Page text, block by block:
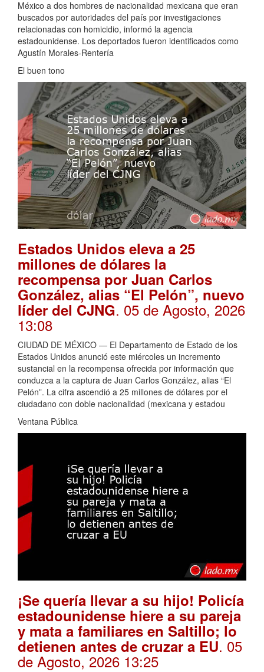
México a dos hombres de nacionalidad mexicana que eran
buscados por autoridades del país por investigaciones
relacionadas con homicidio, informó la agencia
estadounidense. Los deportados fueron identificados como
Agustín Morales-Rentería
El buen tono
Estados Unidos eleva a 25
millones de dólares la
recompensa por Juan Carlos
González, alias “El Pelón”, nuevo
líder del CJNG. 05 de Agosto, 2026
13:08
CIUDAD DE MÉXICO — El Departamento de Estado de los
Estados Unidos anunció este miércoles un incremento
sustancial en la recompensa ofrecida por información que
conduzca a la captura de Juan Carlos González, alias “El
Pelón”. La cifra ascendió a 25 millones de dólares por el
ciudadano con doble nacionalidad (mexicana y estadou
Ventana Pública
¡Se quería llevar a su hijo! Policía
estadounidense hiere a su pareja
y mata a familiares en Saltillo; lo
detienen antes de cruzar a EU. 05
de Agosto, 2026 13:25